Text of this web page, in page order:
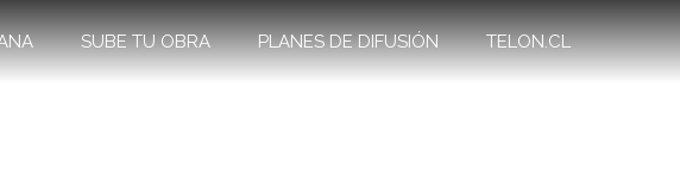
SUBE TU OBRA PLANES DE DIFUSIÓN TELON.CL